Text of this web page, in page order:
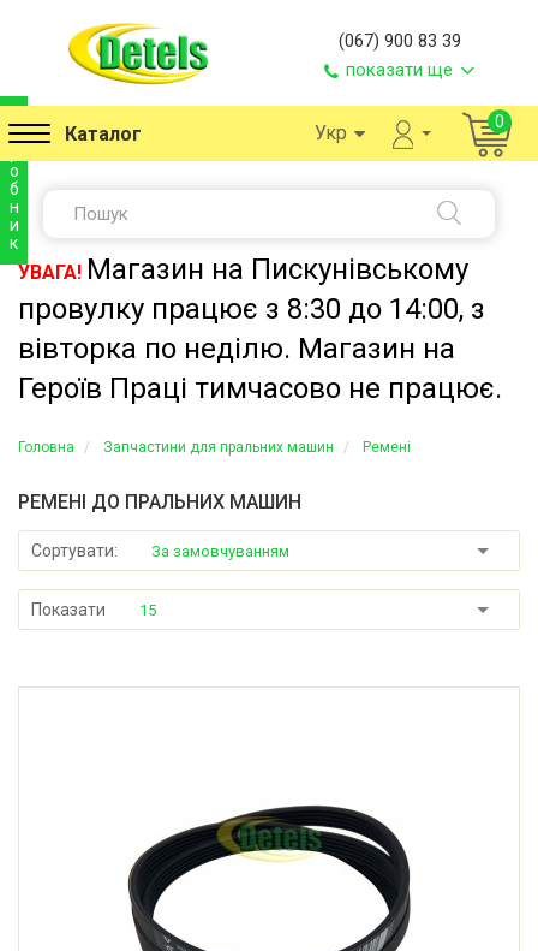
(067) 900 83 39
показати ще
Каталог Укр 0
УВАГА! Магазин на Пискунівському
провулку працює з 8:30 до 14:00, з
вівторка по неділю. Магазин на
Героїв Праці тимчасово не працює.
Головна Запчастини для пральних машин Ремені
РЕМЕНІ ДО ПРАЛЬНИХ МАШИН
Сортувати: За замовчуванням
Показати 15
и
о
б
н
и
к